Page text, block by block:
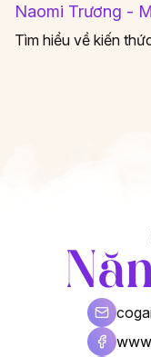
Naomi Trương -
Tìm hiểu về kiến